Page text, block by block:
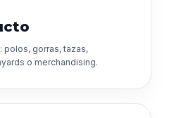
polos, gorras, tazas,
o merchandising.